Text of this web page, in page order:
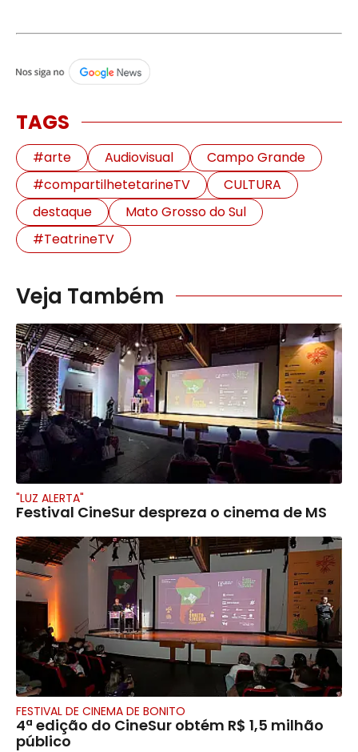
TAGS
#arte Audiovisual
Campo Grande
#compartilhetetarineTV
CULTURA
destaque
Mato Grosso do Sul
#TeatrineTV
Veja Também
"LUZ ALERTA"
Festival CineSur despreza o cinema de MS
FESTIVAL DE CINEMA DE BONITO
4ª edição do CineSur obtém R$ 1,5 milhão
público